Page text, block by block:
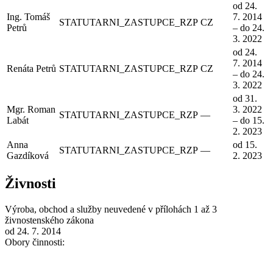
Ing. Tomáš
Petrů
STATUTARNI_ZASTUPCE_RZP CZ
od 24.
7. 2014
– do 24.
3. 2022
Renáta Petrů STATUTARNI_ZASTUPCE_RZP CZ
od 24.
7. 2014
– do 24.
3. 2022
Mgr. Roman
Labát
STATUTARNI_ZASTUPCE_RZP —
od 31.
3. 2022
– do 15.
2. 2023
Anna
Gazdíková
STATUTARNI_ZASTUPCE_RZP —
od 15.
2. 2023
Živnosti
Výroba, obchod a služby neuvedené v přílohách 1 až 3
živnostenského zákona
od 24. 7. 2014
Obory činnosti: